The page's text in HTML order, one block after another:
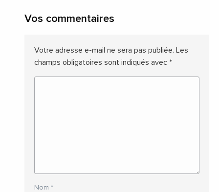
Vos commentaires
Votre adresse e-mail ne sera pas publiée. Les
champs obligatoires sont indiqués avec *
Nom *